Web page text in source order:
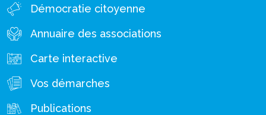
Démocratie citoyenne
Annuaire des associations
Carte interactive
Vos démarches
Publications